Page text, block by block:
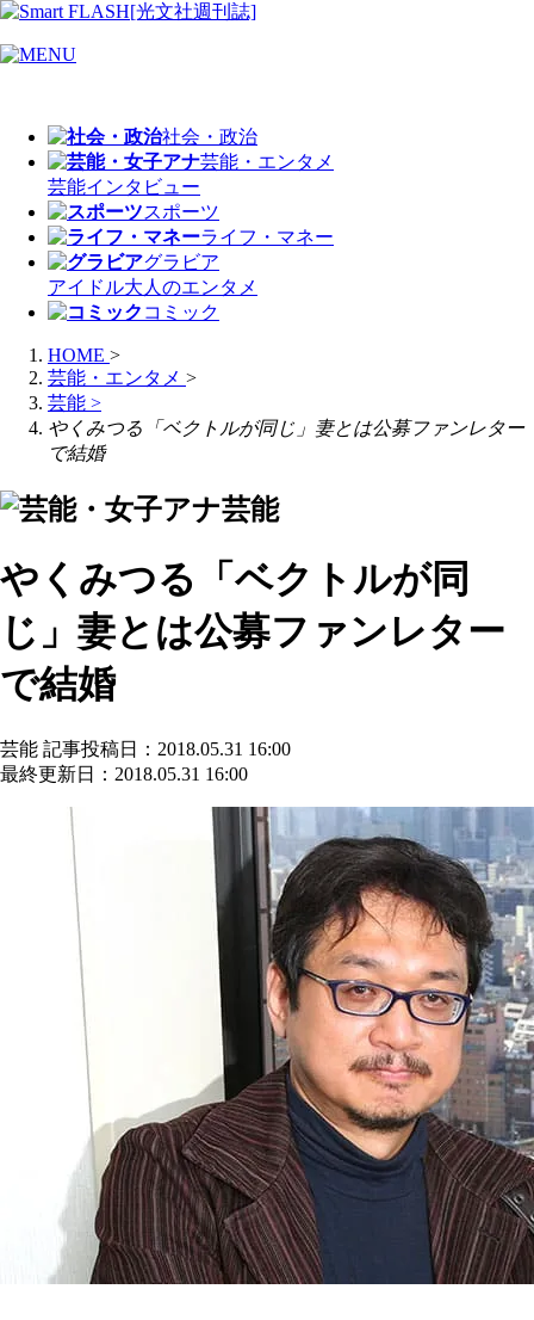
社会・政治
芸能・エンタメ
芸能インタビュー
スポーツ
ライフ・マネー
グラビア
アイドル大人のエンタメ
コミック
HOME >
芸能・エンタメ >
芸能 >
やくみつる「ベクトルが同じ」妻とは公募ファンレター
で結婚
芸能
やくみつる「ベクトルが同
じ」妻とは公募ファンレター
で結婚
芸能 記事投稿日：2018.05.31 16:00
最終更新日：2018.05.31 16:00